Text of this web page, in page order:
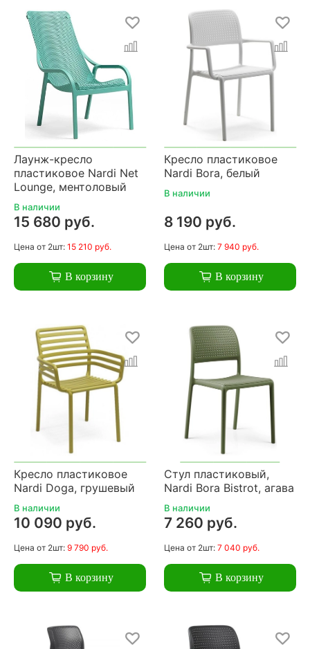
Лаунж-кресло
пластиковое Nardi Net
Lounge, ментоловый
В наличии
15 680 руб.
Цена от 2шт: 15 210 руб.
В корзину
Кресло пластиковое
Nardi Bora, белый
В наличии
8 190 руб.
Цена от 2шт: 7 940 руб.
В корзину
Кресло пластиковое
Nardi Doga, грушевый
В наличии
10 090 руб.
Цена от 2шт: 9 790 руб.
В корзину
Стул пластиковый,
Nardi Bora Bistrot, агава
В наличии
7 260 руб.
Цена от 2шт: 7 040 руб.
В корзину